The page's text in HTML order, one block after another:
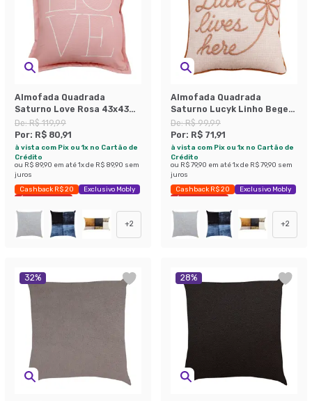
Almofada Quadrada
Saturno Love Rosa 43x43
cm
De:R$ 119,99
Por: R$ 80,91
à vista com Pix ou 1x no Cartão de
Crédito
ou R$ 89,90 em até1x de R$ 89,90 sem
juros
Cashback R$ 20
Exclusivo Mobly
Últimas peças
+2
Almofada Quadrada
Saturno Lucyk Linho Bege
43x43 cm
De:R$ 99,99
Por: R$ 71,91
à vista com Pix ou 1x no Cartão de
Crédito
ou R$ 79,90 em até1x de R$ 79,90 sem
juros
Cashback R$ 20
Exclusivo Mobly
Últimas peças
+2
32% 28%